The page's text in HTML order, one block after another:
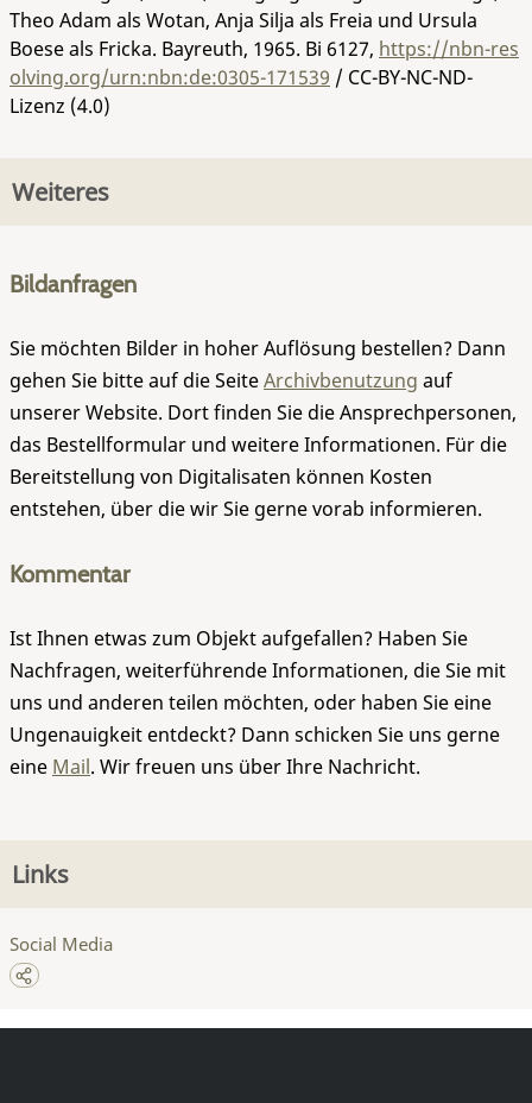
Theo Adam als Wotan, Anja Silja als Freia und Ursula
Boese als Fricka. Bayreuth, 1965. Bi 6127, https://nbn-res
olving.org/urn:nbn:de:0305-171539 / CC-BY-NC-ND-
Lizenz (4.0)
Weiteres
Bildanfragen
Sie möchten Bilder in hoher Auflösung bestellen? Dann
gehen Sie bitte auf die SeiteArchivbenutzung auf
unserer Website. Dort finden Sie die Ansprechpersonen,
das Bestellformular und weitere Informationen. Für die
Bereitstellung von Digitalisaten können Kosten
entstehen, über die wir Sie gerne vorab informieren.
Kommentar
Ist Ihnen etwas zum Objekt aufgefallen? Haben Sie
Nachfragen, weiterführende Informationen, die Sie mit
uns und anderen teilen möchten, oder haben Sie eine
Ungenauigkeit entdeckt? Dann schicken Sie uns gerne
eine Mail. Wir freuen uns über Ihre Nachricht.
Links
Social Media